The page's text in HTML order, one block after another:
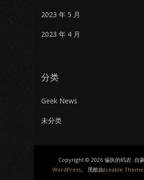
2023 年 5 月
2023 年 4 月
分类
Geek News
未分类
Copyright © 2026 偏执的码农. 自
WordPress。 黑酷由Iceable